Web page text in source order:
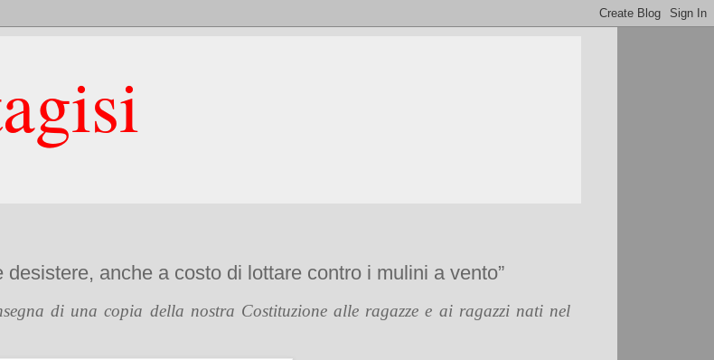
anche a costo di lottare contro i mulini a vento”
di una copia della nostra Costituzione alle ragazze e ai ragazzi nati nel